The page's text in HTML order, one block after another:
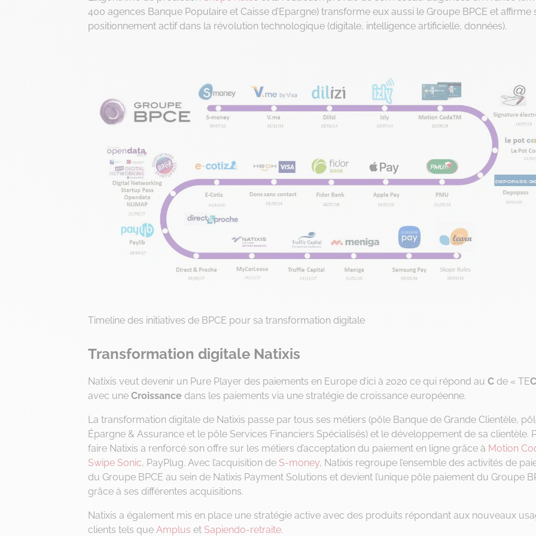
400 agences Banque Populaire et Caisse d’Epargne) transforme eux aussi le Groupe BPCE et affirme
positionnement actif dans la révolution technologique (digitale, intelligence artificielle, données).
Timeline des initiatives de BPCE pour sa transformation digitale
Transformation digitale Natixis
Natixis veut devenir un Pure Player des paiements en Europe d’ici à 2020 ce qui répond au C de « TEC
avec une Croissance dans les paiements via une stratégie de croissance européenne.
La transformation digitale de Natixis passe par tous ses métiers (pôle Banque de Grande Clientèle,
Épargne & Assurance et le pôle Services Financiers Spécialisés) et le développement de sa clientèle.
faire Natixis a renforcé son offre sur les métiers d’acceptation du paiement en ligne grâce à Motion
Swipe Sonic, PayPlug. Avec l’acquisition de S-money, Natixis regroupe l’ensemble des activités de
du Groupe BPCE au sein de Natixis Payment Solutions et devient l’unique pôle paiement du Groupe
grâce à ses différentes acquisitions.
Natixis a également mis en place une stratégie active avec des produits répondant aux nouveaux
clients tels que Amplus et Sapiendo-retraite.